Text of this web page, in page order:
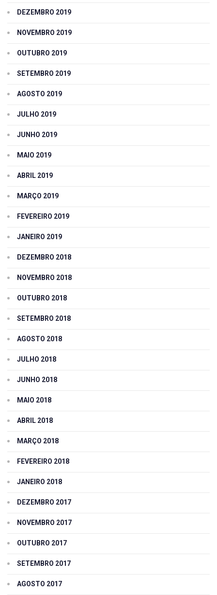
DEZEMBRO 2019
NOVEMBRO 2019
OUTUBRO 2019
SETEMBRO 2019
AGOSTO 2019
JULHO 2019
JUNHO 2019
MAIO 2019
ABRIL 2019
MARÇO 2019
FEVEREIRO 2019
JANEIRO 2019
DEZEMBRO 2018
NOVEMBRO 2018
OUTUBRO 2018
SETEMBRO 2018
AGOSTO 2018
JULHO 2018
JUNHO 2018
MAIO 2018
ABRIL 2018
MARÇO 2018
FEVEREIRO 2018
JANEIRO 2018
DEZEMBRO 2017
NOVEMBRO 2017
OUTUBRO 2017
SETEMBRO 2017
AGOSTO 2017